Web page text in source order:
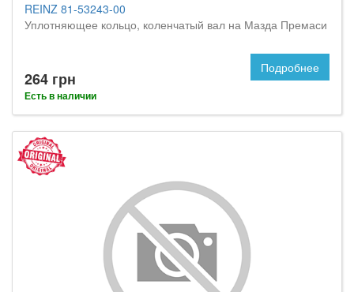
REINZ 81-53243-00
Уплотняющее кольцо, коленчатый вал на Мазда Премаси
264 грн
Есть в наличии
Подробнее